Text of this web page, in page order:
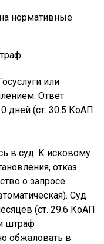
нормативные
или
Ответ
дней (ст. 30.5 КоАП
в суд. К исковому
отказ
о запросе
Суд
(ст. 29.6 КоАП
штраф
обжаловать в